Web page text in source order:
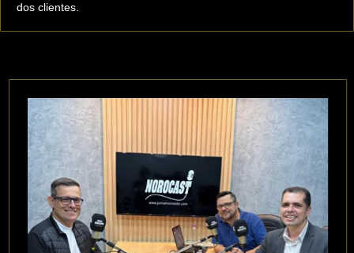
dos clientes.